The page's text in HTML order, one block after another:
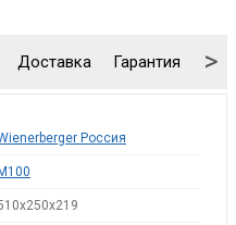
Доставка Гарантия >
Россия
M100